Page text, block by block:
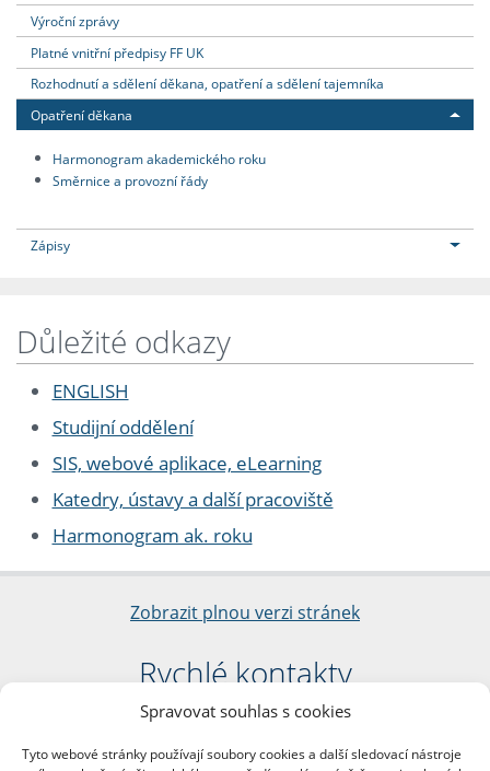
Spravovat souhlas s cookies
Tyto webové stránky používají soubory cookies a další sledovací nástroje
Výroční zprávy
Platné vnitřní předpisy FF UK
Rozhodnutí a sdělení děkana, opatření a sdělení tajemníka
Opatření děkana
Harmonogram akademického roku
Směrnice a provozní řády
Zápisy
Důležité odkazy
ENGLISH
Studijní oddělení
SIS, webové aplikace, eLearning
Katedry, ústavy a další pracoviště
Harmonogram ak. roku
Zobrazit plnou verzi stránek
Rychlé kontakty
Filozofická fakulta
nám. Jana Palacha 1/2